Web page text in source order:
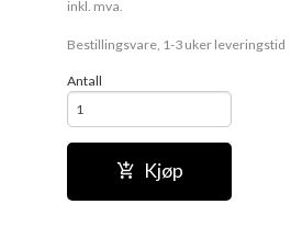
inkl. mva.
Bestillingsvare, 1-3 uker leveringstid
Antall
Kjøp